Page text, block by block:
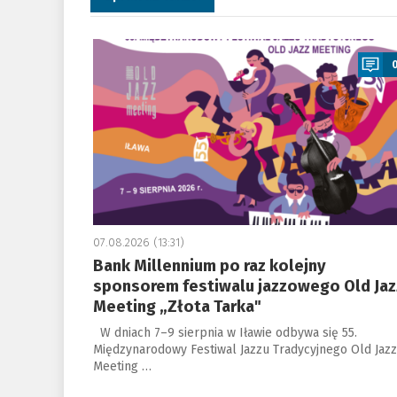
a
0
07.08.2026 (13:31)
Bank Millennium po raz kolejny
sponsorem festiwalu jazzowego Old
Meeting „Złota Tarka"
W dniach 7–9 sierpnia w Iławie odbywa się 55.
Międzynarodowy Festiwal Jazzu Tradycyjnego Old Jazz
Meeting …